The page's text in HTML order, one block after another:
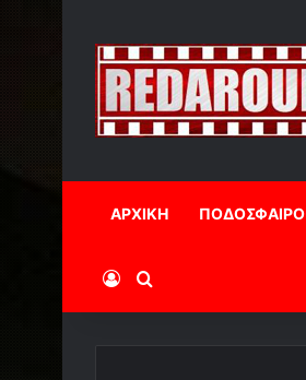
ΑΡΧΙΚΗ ΠΟΔΟΣΦΑΙΡΟ
Log InΑναζήτηση